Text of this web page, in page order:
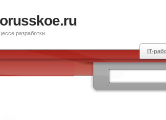
разработки
IT-